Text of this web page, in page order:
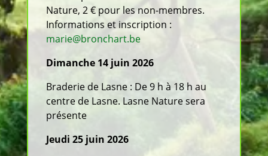
Nature, 2 € pour les non-membres.
Informations et inscription :
marie@bronchart.be
Dimanche 14 juin 2026
Braderie de Lasne : De 9 h à 18 h au
centre de Lasne. Lasne Nature sera
présente
Jeudi 25 juin 2026